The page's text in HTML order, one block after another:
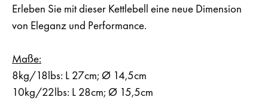
Erleben Sie mit dieser Kettlebell eine neue Dimension
von Eleganz und Performance.
Maße:
8kg/18lbs: L 27cm; Ø 14,5cm
10kg/22lbs: L 28cm; Ø 15,5cm